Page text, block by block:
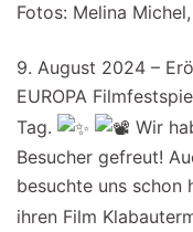
Fotos: Melina
9. August 2024 –
EUROPA
Tag.
Wir
Besucher gefreut!
besuchte uns schon
ihren Film